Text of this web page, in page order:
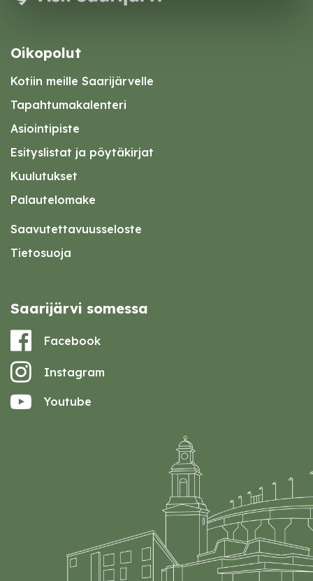
Oikopolut
Kotiin meille Saarijärvelle
Tapahtumakalenteri
Asiointipiste
Esityslistat ja pöytäkirjat
Kuulutukset
Palautelomake
Saavutettavuusseloste
Tietosuoja
Saarijärvi somessa
Facebook
Instagram
Youtube